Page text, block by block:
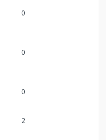
0
0
0
2